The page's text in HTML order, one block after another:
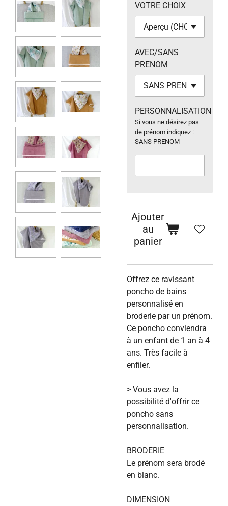
VOTRE CHOIX
AVEC/SANS
PRENOM
PERSONNALISATION
Si vous ne désirez pas
de prénom indiquez :
SANS PRENOM
Ajouter
au
panier
Offrez ce ravissant
poncho de bains
personnalisé en
broderie par un prénom.
Ce poncho conviendra
à un enfant de 1 an à 4
ans. Très facile à
enfiler.
> Vous avez la
possibilité d'offrir ce
poncho sans
personnalisation.
BRODERIE
Le prénom sera brodé
en blanc.
DIMENSION